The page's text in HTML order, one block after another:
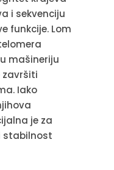
i sekvenciju
funkcije. Lom
mašineriju
završiti
Iako
je za
stabilnost